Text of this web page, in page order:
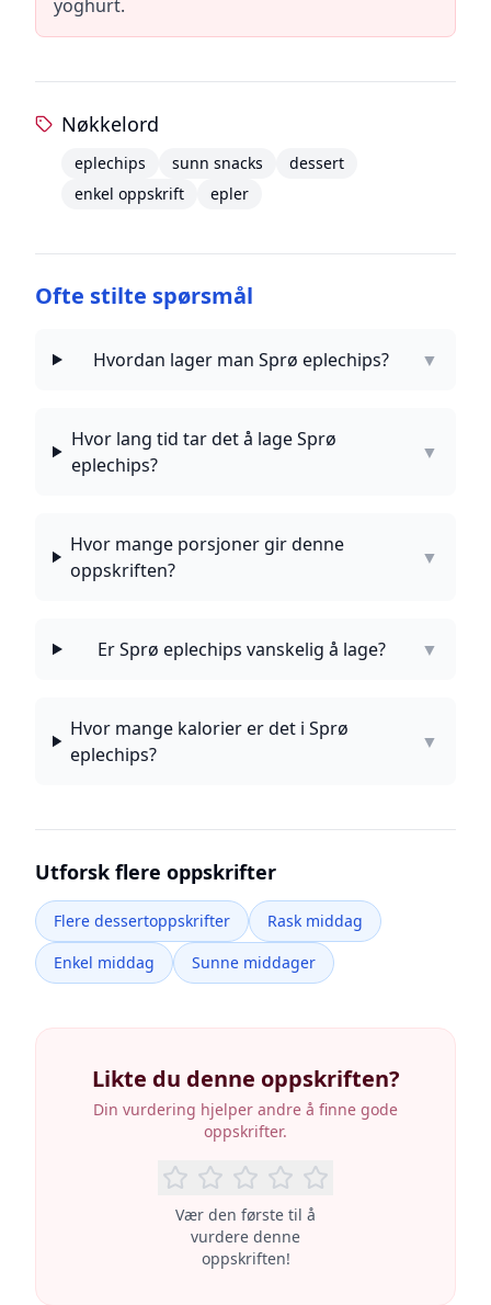
yoghurt.
Nøkkelord
eplechips sunn snacks
dessert
enkel oppskrift
epler
Ofte stilte spørsmål
Hvordan lager man Sprø eplechips? ▼
Hvor lang tid tar det å lage Sprø
eplechips?
▼
Hvor mange porsjoner gir denne
oppskriften?
▼
Er Sprø eplechips vanskelig å lage? ▼
Hvor mange kalorier er det i Sprø
eplechips?
▼
Utforsk flere oppskrifter
Flere dessertoppskrifter
Rask middag
Enkel middag
Sunne middager
Likte du denne oppskriften?
Din vurdering hjelper andre å finne gode
oppskrifter.
Vær den første til å
vurdere denne
oppskriften!